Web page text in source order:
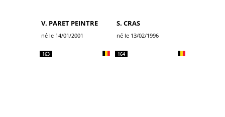
V. PARET PEINTRE
né le 14/01/2001
S. CRAS
né le 13/02/1996
163 164